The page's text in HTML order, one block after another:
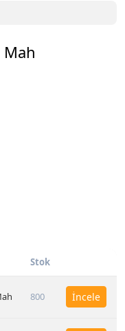
Stok
800 İncele